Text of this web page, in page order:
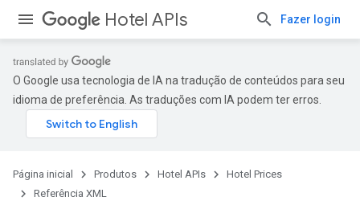
Hotel APIs Fazer login
O Google usa tecnologia de IA na tradução de conteúdos para seu
idioma de preferência. As traduções com IA podem ter erros.
Página inicial Produtos Hotel APIs
Hotel Prices
Referência XML